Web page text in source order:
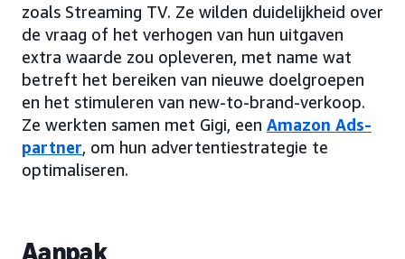
zoals Streaming TV. Ze wilden duidelijkheid over
de vraag of het verhogen van hun uitgaven
extra waarde zou opleveren, met name wat
betreft het bereiken van nieuwe doelgroepen
en het stimuleren van new-to-brand-verkoop.
Ze werkten samen met Gigi, een Amazon Ads-
partner, om hun advertentiestrategie te
optimaliseren.
Aanpak